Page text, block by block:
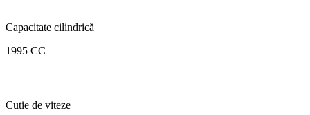
Capacitate cilindrică
1995 CC
Cutie de viteze